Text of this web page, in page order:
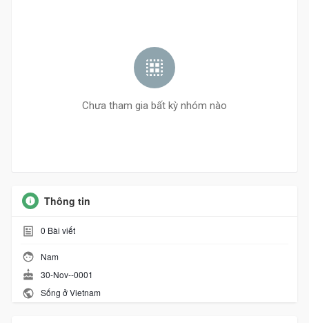
Chưa tham gia bất kỳ nhóm nào
Thông tin
0 Bài viết
Nam
30-Nov--0001
Sống ở Vietnam